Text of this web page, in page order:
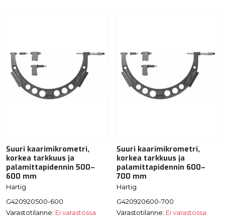
Suuri kaarimikrometri,
korkea tarkkuus ja
palamittapidennin 500–
600 mm
Hartig
G420920500-600
Varastotilanne: Ei varastossa
Suuri kaarimikrometri,
korkea tarkkuus ja
palamittapidennin 600–
700 mm
Hartig
G420920600-700
Varastotilanne: Ei varastossa